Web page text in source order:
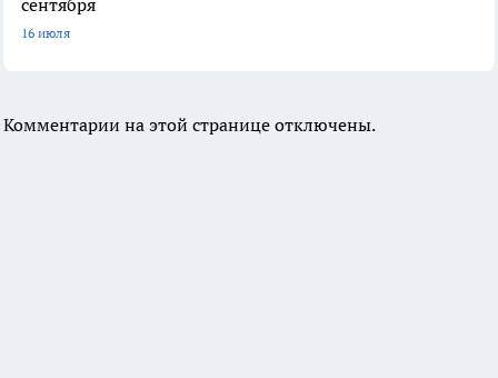
16 июля
Комментарии на этой странице отключены.